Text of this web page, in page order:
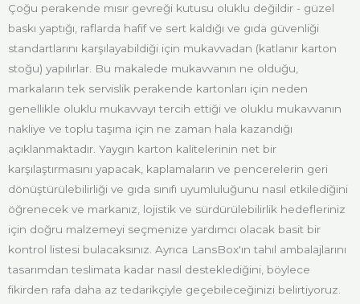
Çoğu perakende mısır gevreği kutusu oluklu değildir - güzel
baskı yaptığı, raflarda hafif ve sert kaldığı ve gıda güvenliği
standartlarını karşılayabildiği için mukavvadan (katlanır karton
stoğu) yapılırlar. Bu makalede mukavvanın ne olduğu,
markaların tek servislik perakende kartonları için neden
genellikle oluklu mukavvayı tercih ettiği ve oluklu mukavvanın
nakliye ve toplu taşıma için ne zaman hala kazandığı
açıklanmaktadır. Yaygın karton kalitelerinin net bir
karşılaştırmasını yapacak, kaplamaların ve pencerelerin geri
dönüştürülebilirliği ve gıda sınıfı uyumluluğunu nasıl etkilediğini
öğrenecek ve markanız, lojistik ve sürdürülebilirlik hedefleriniz
için doğru malzemeyi seçmenize yardımcı olacak basit bir
kontrol listesi bulacaksınız. Ayrıca LansBox'ın tahıl ambalajlarını
tasarımdan teslimata kadar nasıl desteklediğini, böylece
fikirden rafa daha az tedarikçiyle geçebileceğinizi belirtiyoruz.